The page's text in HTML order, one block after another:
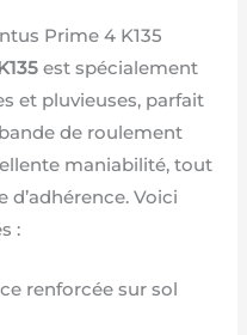
Prime 4 K135
est spécialement
et pluvieuses, parfait
de roulement
maniabilité, tout
Voici
:
renforcée sur sol